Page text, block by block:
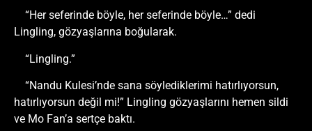
“Her seferinde böyle, her seferinde böyle…” dedi
Lingling, gözyaşlarına boğularak.
“Lingling.”
“Nandu Kulesi’nde sana söylediklerimi hatırlıyorsun,
hatırlıyorsun değil mi!” Lingling gözyaşlarını hemen sildi
ve Mo Fan’a sertçe baktı.